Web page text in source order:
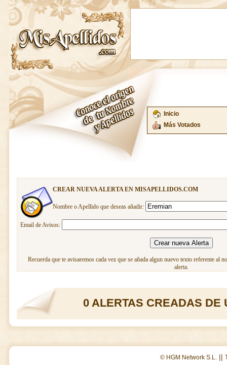
Inicio
Más Votados
CREAR NUEVA ALERTA EN MISAPELLIDOS.COM
Nombre o Apellido que deseas añadir:
Email de Avisos:
Recuerda que te avisaremos cada vez que se añada algun nuevo texto referente al
alerta.
0 ALERTAS CREADAS DE
© HGM Network S.L. ||